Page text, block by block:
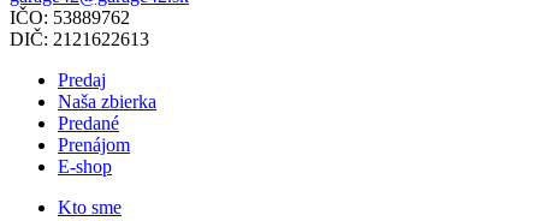
IČO: 53889762
DIČ: 2121622613
Predaj
Naša zbierka
Predané
Prenájom
E-shop
Kto sme